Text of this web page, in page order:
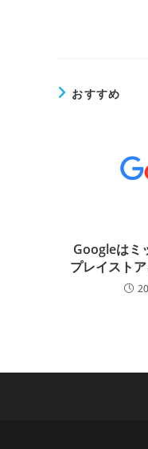
おすすめ
Googleはミ
プレイスト